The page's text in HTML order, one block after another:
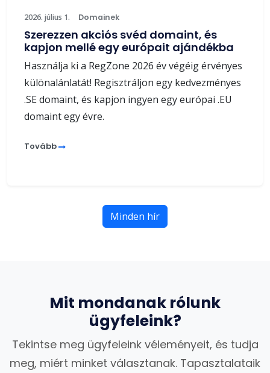
2026. július 1. Domainek
Szerezzen akciós svéd domaint, és
kapjon mellé egy európait ajándékba
Használja ki a RegZone 2026 év végéig érvényes
különalánlatát! Regisztráljon egy kedvezményes
.SE domaint, és kapjon ingyen egy európai .EU
domaint egy évre.
Tovább
Minden hír
Mit mondanak rólunk
ügyfeleink?
Tekintse meg ügyfeleink véleményeit, és tudja
meg, miért minket választanak. Tapasztalataik